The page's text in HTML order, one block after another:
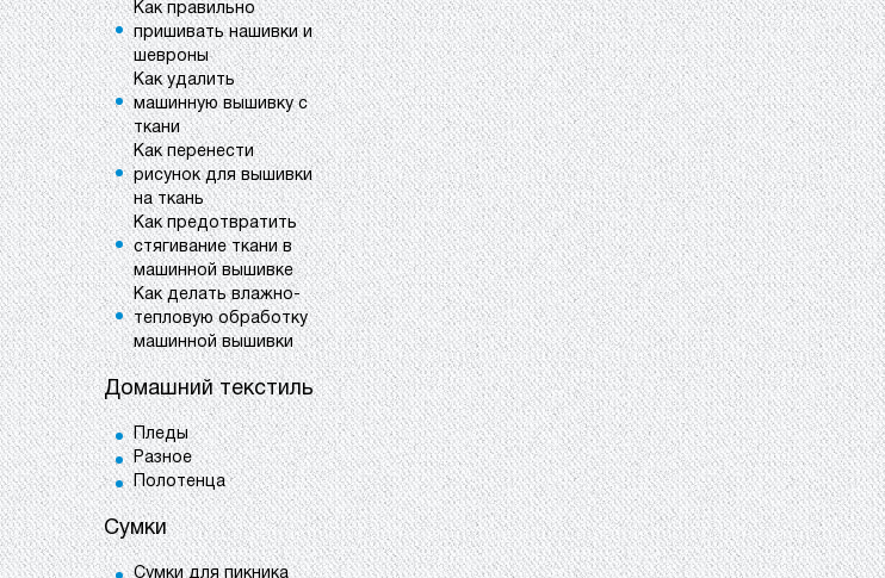
Как правильно
пришивать нашивки и
шевроны
Как удалить
машинную вышивку с
ткани
Как перенести
рисунок для вышивки
на ткань
Как предотвратить
стягивание ткани в
машинной вышивке
Как делать влажно-
тепловую обработку
машинной вышивки
Домашний текстиль
Пледы
Разное
Полотенца
Сумки
Сумки для пикника